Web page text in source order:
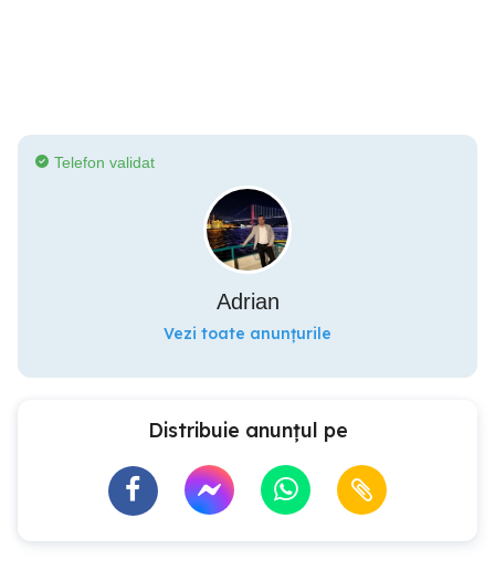
Telefon validat
Adrian
Vezi toate anunțurile
Distribuie anunțul pe